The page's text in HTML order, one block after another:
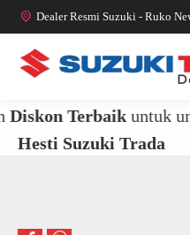
Dealer Resmi Suzuki - Ruko New East, Jl. Jakarta Garden City Boulevard No.10, RT.07/RW.09, Cakung Tim., Kec. Cakung,
Beranda Model Kendaraan
Terbaikuntuk unit
Hesti Suzuki Trada